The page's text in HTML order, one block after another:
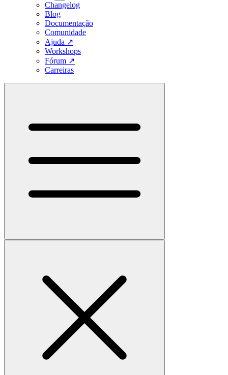
Changelog
Blog
Documentação
Comunidade
Ajuda ↗
Workshops
Fórum ↗
Carreiras